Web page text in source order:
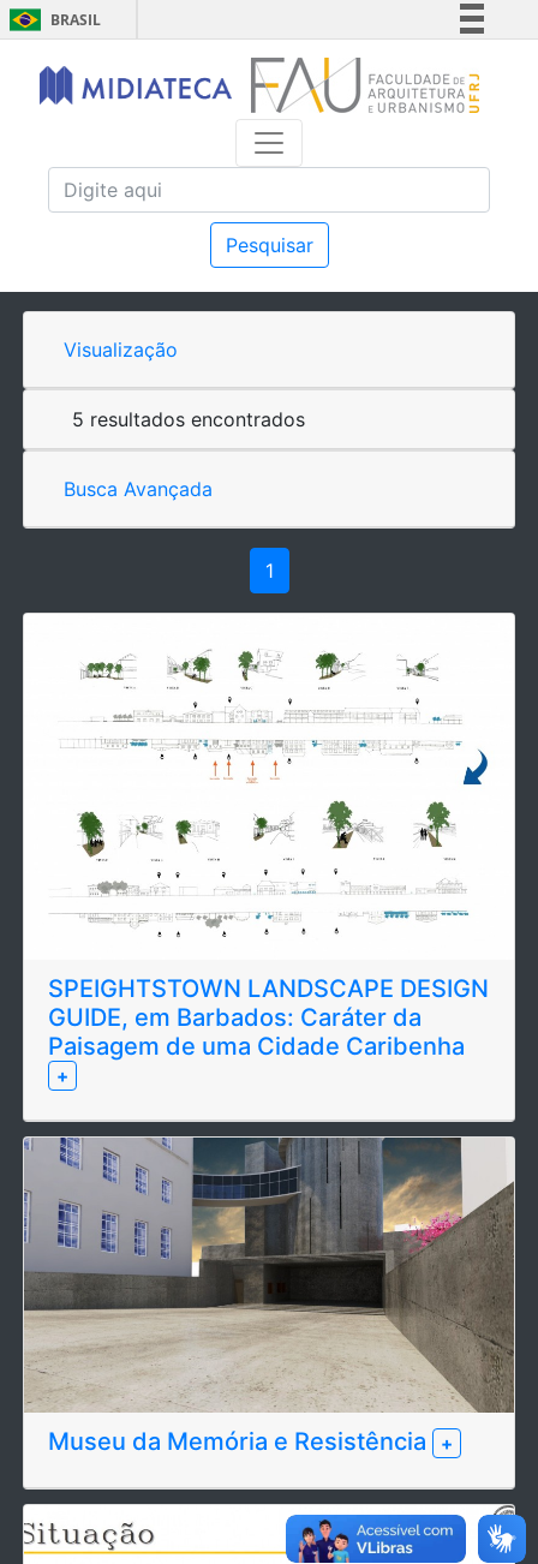
BRASIL
Simplifique!
Comunica BR
Acesso à informação
Pesquisar
Visualização
5 resultados encontrados
Busca Avançada
1
SPEIGHTSTOWN LANDSCAPE DESIGN
GUIDE, em Barbados: Caráter da
Paisagem de uma Cidade Caribenha
+
Museu da Memória e Resistência +